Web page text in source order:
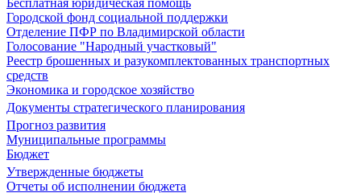
Бесплатная юридическая помощь
Городской фонд социальной поддержки
Отделение ПФР по Владимирской области
Голосование "Народный участковый"
Реестр брошенных и разукомплектованных транспортных
средств
Экономика и городское хозяйство
Документы стратегического планирования
Прогноз развития
Муниципальные программы
Бюджет
Утвержденные бюджеты
Отчеты об исполнении бюджета